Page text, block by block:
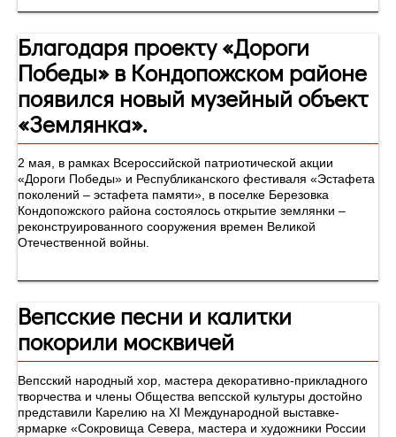
Благодаря проекту «Дороги
Победы» в Кондопожском районе
появился новый музейный объект
«Землянка».
2 мая, в рамках Всероссийской патриотической акции
«Дороги Победы» и Республиканского фестиваля «Эстафета
поколений – эстафета памяти», в поселке Березовка
Кондопожского района состоялось открытие землянки –
реконструированного сооружения времен Великой
Отечественной войны.
Вепсские песни и калитки
покорили москвичей
Вепсский народный хор, мастера декоративно-прикладного
творчества и члены Общества вепсской культуры достойно
представили Карелию на XI Международной выставке-
ярмарке «Сокровища Севера, мастера и художники России